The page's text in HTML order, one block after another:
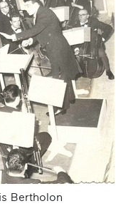
Bertholon